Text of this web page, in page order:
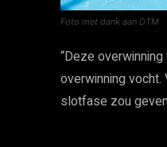
Foto met dank aan DTM
“Deze
overwinning
slotfase zou